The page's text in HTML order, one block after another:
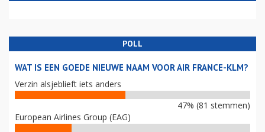
POLL
WAT IS EEN GOEDE NIEUWE NAAM VOOR AIR FRANCE-KLM?
Verzin alsjeblieft iets anders
47% (81 stemmen)
European Airlines Group (EAG)